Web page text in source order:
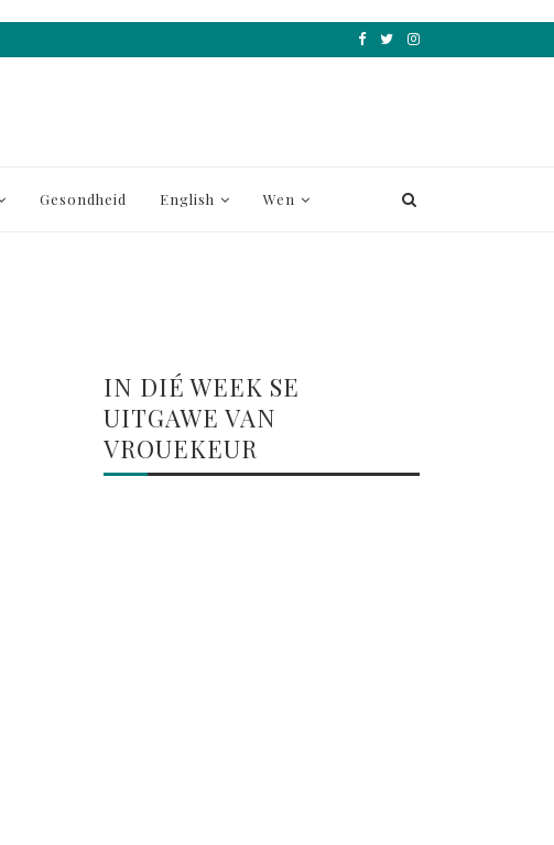
Gesondheid English Wen
IN DIÉ WEEK SE
UITGAWE VAN
VROUEKEUR